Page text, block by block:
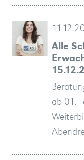
Alle
ab 01.